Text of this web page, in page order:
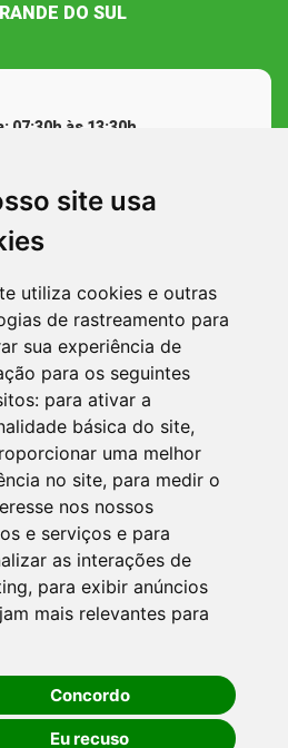
site usa
utiliza cookies e outras
de rastreamento para
sua experiência de
para os seguintes
para ativar a
básica do site,
uma melhor
no site, para medir o
nos nossos
e serviços e para
as interações de
, para exibir anúncios
mais relevantes para
Concordo
Eu recuso
DO SUL
07:30h às 13:30h
858 - Centro - RS, 97573-010